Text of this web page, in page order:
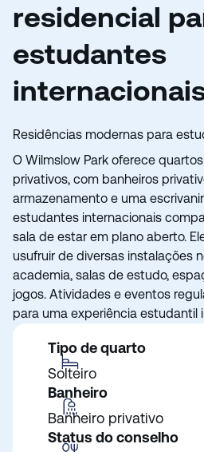
residencial
estudantes
Residências modernas para
O Wilmslow Park oferece
privativos, com banheiros
armazenamento e uma
estudantes internacionais
sala de estar em plano aberto.
usufruir de diversas instalações
academia, salas de estudo,
jogos. Atividades e eventos
para uma experiência estudantil
Tipo de quarto
Solteiro
Banheiro
Banheiro privativo
Status do conselho